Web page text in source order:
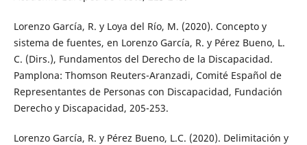
Lorenzo García, R. y Loya del Río, M. (2020). Concepto y
sistema de fuentes, en Lorenzo García, R. y Pérez Bueno, L.
C. (Dirs.), Fundamentos del Derecho de la Discapacidad.
Pamplona: Thomson Reuters-Aranzadi, Comité Español de
Representantes de Personas con Discapacidad, Fundación
Derecho y Discapacidad, 205-253.
Lorenzo García, R. y Pérez Bueno, L.C. (2020). Delimitación y